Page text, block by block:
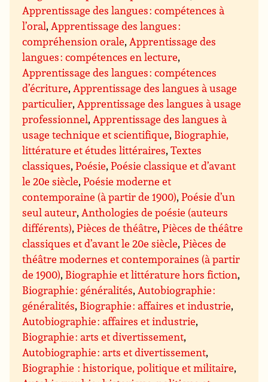
Apprentissage des langues : compétences à
l’oral,Apprentissage des langues :
compréhension orale,Apprentissage des
langues : compétences en lecture,
Apprentissage des langues : compétences
d’écriture,Apprentissage des langues à usage
particulier,Apprentissage des langues à usage
professionnel,Apprentissage des langues à
usage technique et scientifique, Biographie,
littérature et études littéraires,Textes
classiques,Poésie,Poésie classique et d’avant
le 20e siècle,Poésie moderne et
contemporaine (à partir de 1900),Poésie d’un
seul auteur,Anthologies de poésie (auteurs
différents),Pièces de théâtre,Pièces de théâtre
classiques et d’avant le 20e siècle,Pièces de
théâtre modernes et contemporaines (à partir
de 1900), Biographie et littérature hors fiction,
Biographie : généralités,Autobiographie :
généralités, Biographie : affaires et industrie,
Autobiographie : affaires et industrie,
Biographie : arts et divertissement,
Autobiographie : arts et divertissement,
Biographie : historique, politique et militaire,